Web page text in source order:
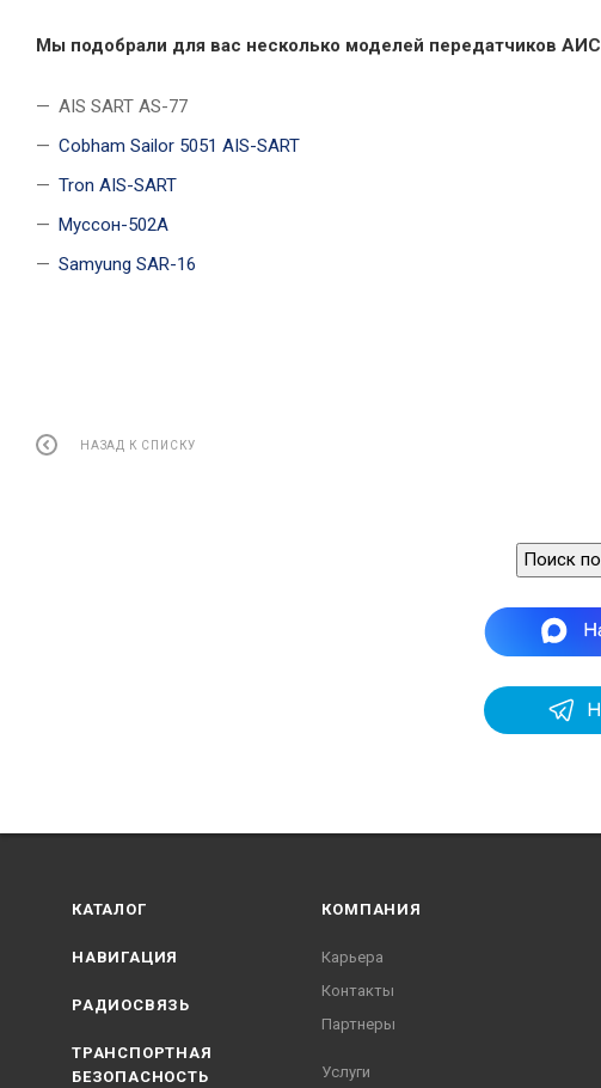
Мы подобрали для вас несколько моделей передатчиков АИС
AIS SART AS-77
Cobham Sailor 5051 AIS-SART
Tron AIS-SART
Муссон-502А
Samyung SAR-16
НАЗАД К СПИСКУ
Поиск
КАТАЛОГ
НАВИГАЦИЯ
РАДИОСВЯЗЬ
ТРАНСПОРТНАЯ
БЕЗОПАСНОСТЬ
КОМПАНИЯ
Карьера
Контакты
Партнеры
Услуги